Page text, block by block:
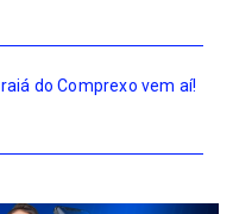
do Comprexo vem aí!